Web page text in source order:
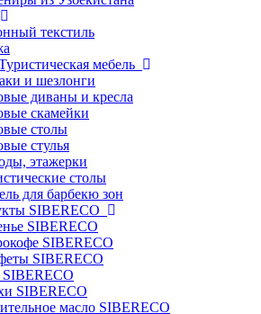
текстиль
мебель
и шезлонги
диваны и кресла
скамейки
столы
стулья
этажерки
столы
для барбекю зон
SIBERECO
SIBERECO
SIBERECO
SIBERECO
SIBERECO
масло SIBERECO